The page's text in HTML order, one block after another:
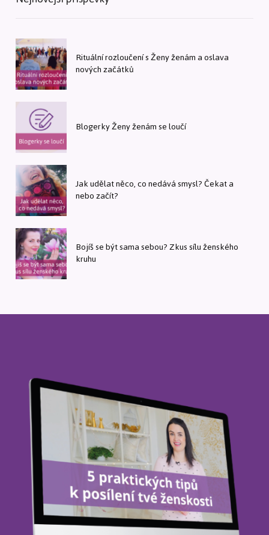
Rituální rozloučení s Ženy ženám a oslava
nových začátků
Blogerky Ženy ženám se loučí
Jak udělat něco, co nedává smysl? Čekat a
nebo začít?
Bojíš se být sama sebou? Zkus sílu ženského
kruhu